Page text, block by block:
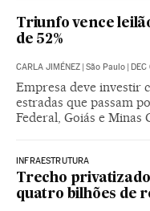
Triunfo vence
de 52%
CARLA JIMÉNEZ | São Paulo |
Empresa deve investir
estradas que passam
Federal, Goiás e Minas
INFRAESTRUTURA
Trecho
quatro bilhões de